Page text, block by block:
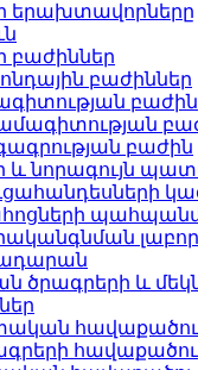
երախտավորները
բաժիններ
բաժին
բաժին
և նորագույն
ծրագրերի և
հավաքածու
հավաքածու